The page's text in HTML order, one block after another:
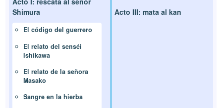
Shimura
El código del guerrero
El relato del senséi
Ishikawa
El relato de la señora
Masako
Sangre en la hierba
Acto III: mata al kan